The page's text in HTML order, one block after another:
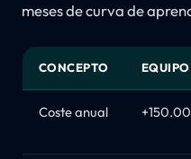
meses de curva de
CONCEPTO
Coste anual